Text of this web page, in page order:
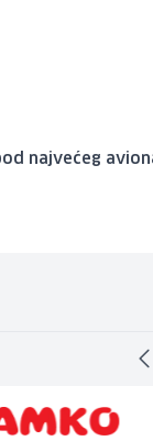
najvećeg